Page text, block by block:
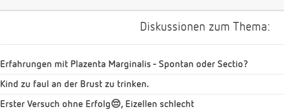
Diskussionen zum Thema:
Erfahrungen mit Plazenta Marginalis - Spontan oder Sectio?
Kind zu faul an der Brust zu trinken.
Erster Versuch ohne Erfolg😔, Eizellen schlecht